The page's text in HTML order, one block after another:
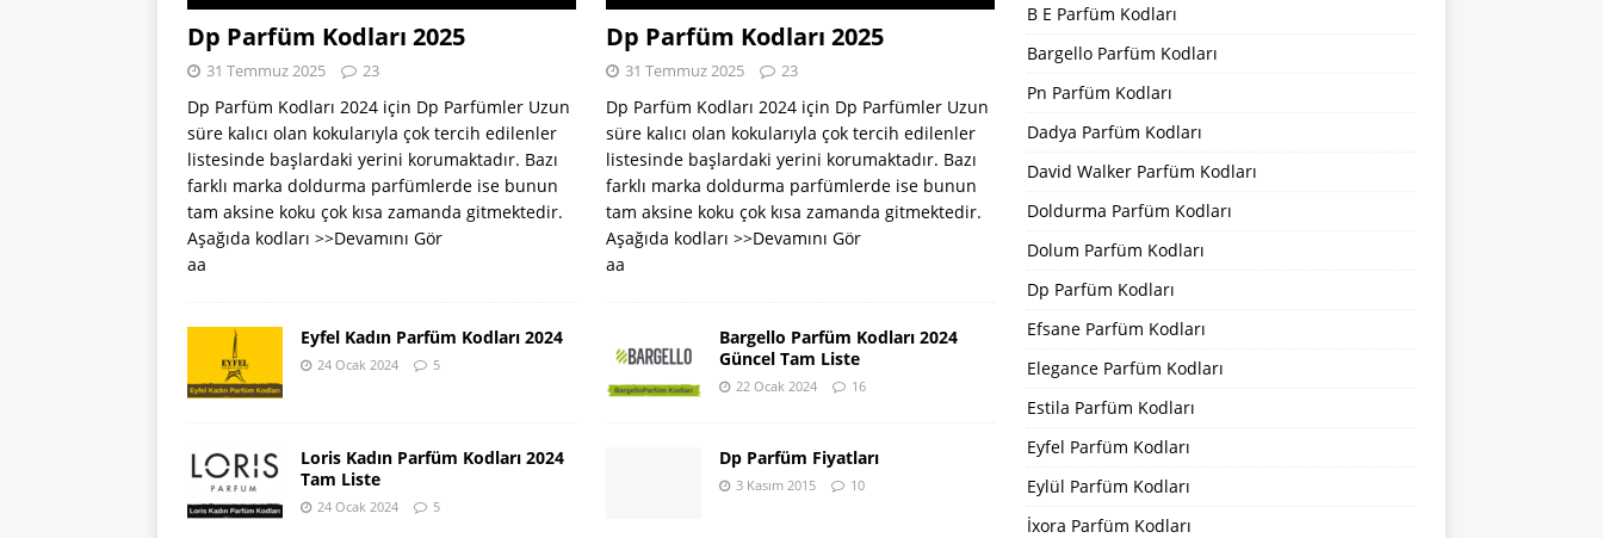
Dp Parfüm Kodları 2025
31 Temmuz 2025 23
Dp Parfüm Kodları 2024 için Dp Parfümler Uzun
süre kalıcı olan kokularıyla çok tercih edilenler
listesinde başlardaki yerini korumaktadır. Bazı
farklı marka doldurma parfümlerde ise bunun
tam aksine koku çok kısa zamanda gitmektedir.
Aşağıda kodları >>Devamını Gör
aa
Eyfel Kadın Parfüm Kodları 2024
24 Ocak 2024 5
Loris Kadın Parfüm Kodları 2024
Tam Liste
24 Ocak 2024 5
Dp Parfüm Kodları 2025
31 Temmuz 2025 23
Dp Parfüm Kodları 2024 için Dp Parfümler Uzun
süre kalıcı olan kokularıyla çok tercih edilenler
listesinde başlardaki yerini korumaktadır. Bazı
farklı marka doldurma parfümlerde ise bunun
tam aksine koku çok kısa zamanda gitmektedir.
Aşağıda kodları >>Devamını Gör
aa
Bargello Parfüm Kodları 2024
Güncel Tam Liste
22 Ocak 2024 16
Dp Parfüm Fiyatları
3 Kasım 2015 10
B E Parfüm Kodları
Bargello Parfüm Kodları
Pn Parfüm Kodları
Dadya Parfüm Kodları
David Walker Parfüm Kodları
Doldurma Parfüm Kodları
Dolum Parfüm Kodları
Dp Parfüm Kodları
Efsane Parfüm Kodları
Elegance Parfüm Kodları
Estila Parfüm Kodları
Eyfel Parfüm Kodları
Eylül Parfüm Kodları
İxora Parfüm Kodları